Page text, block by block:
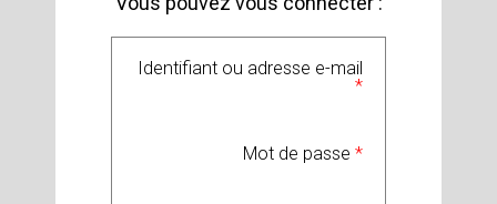
Identifiant ou adresse e-mail
*
Mot de passe *